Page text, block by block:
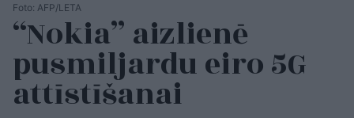
Foto: AFP/LETA
“Nokia” aizlienē
pusmiljardu eiro 5G
attīstīšanai